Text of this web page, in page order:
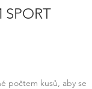
počtem kusů, aby se